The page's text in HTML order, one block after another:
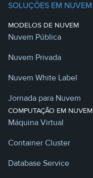
SOLUÇÕES EM NUVEM
MODELOS DE NUVEM
Nuvem Pública
Nuvem Privada
Nuvem White Label
Jornada para Nuvem
COMPUTAÇÃO EM NUVEM
Máquina Virtual
Container Cluster
Database Service